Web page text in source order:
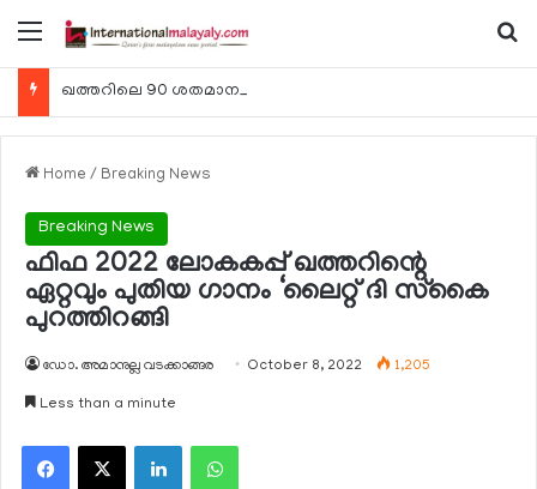
Menu
Home / Breaking News
Breaking News
ഫിഫ 2022 ലോകകപ്പ് ഖത്തറിന്റെ
ഏറ്റവും പുതിയ ഗാനം ‘ലൈറ്റ് ദി സ്‌കൈ
പുറത്തിറങ്ങി
ഡോ. അമാനുല്ല വടക്കാങ്ങര October 8, 2022 1,205
Less than a minute
Facebook
X LinkedInWhatsApp